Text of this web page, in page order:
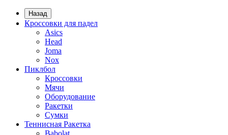
Назад
Кроссовки для падел
Asics
Head
Joma
Nox
Пиклбол
Кроссовки
Мячи
Оборудование
Ракетки
Сумки
Теннисная Ракетка
Babolat